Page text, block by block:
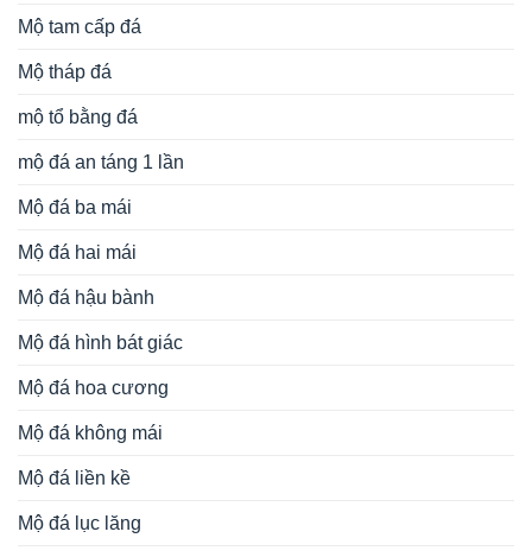
Mộ tam cấp đá
Mộ tháp đá
mộ tổ bằng đá
mộ đá an táng 1 lần
Mộ đá ba mái
Mộ đá hai mái
Mộ đá hậu bành
Mộ đá hình bát giác
Mộ đá hoa cương
Mộ đá không mái
Mộ đá liền kề
Mộ đá lục lăng